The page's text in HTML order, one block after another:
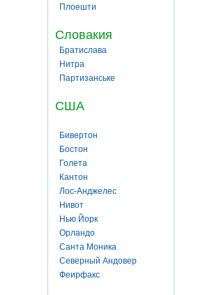
Плоешти
Словакия
Братислава
Нитра
Партизанське
США
Бивертон
Бостон
Голета
Кантон
Лос-Анджелес
Нивот
Нью Йорк
Орландо
Санта Моника
Северный Андовер
Феирфакс